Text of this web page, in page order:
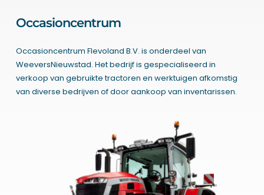
Occasioncentrum
Occasioncentrum Flevoland B.V. is onderdeel van
WeeversNieuwstad. Het bedrijf is gespecialiseerd in
verkoop van gebruikte tractoren en werktuigen afkomstig
van diverse bedrijven of door aankoop van inventarissen.